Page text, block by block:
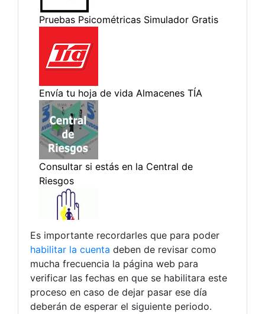
Es importante recordarles que para poder
habilitar la cuenta deben de revisar como
mucha frecuencia la página web para
verificar las fechas en que se habilitara este
proceso en caso de dejar pasar ese día
deberán de esperar el siguiente periodo.